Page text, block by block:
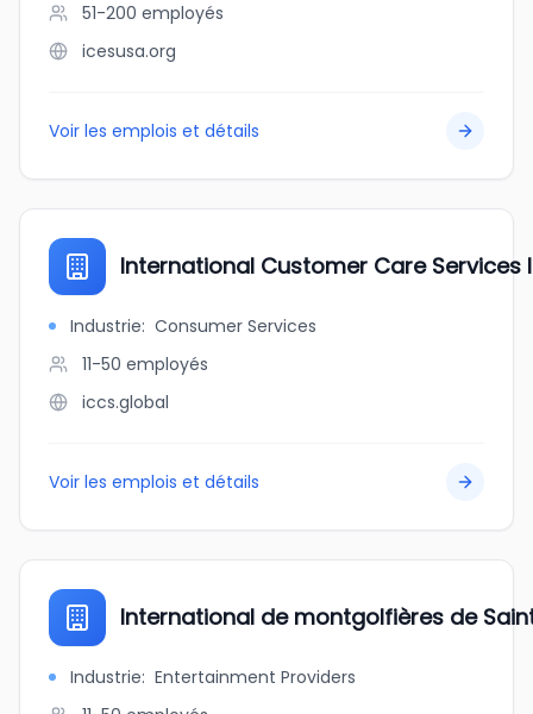
51-200 employés
icesusa.org
Voir les emplois et détails
International Customer Care Services
Industrie: Consumer Services
11-50 employés
iccs.global
Voir les emplois et détails
International de montgolfières de
Industrie: Entertainment Providers